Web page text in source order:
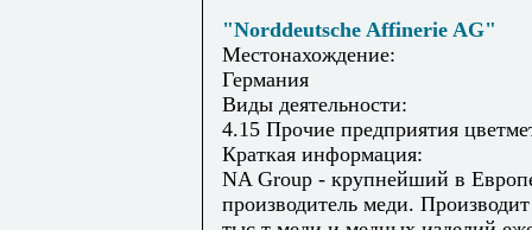
"Norddeutsche Affinerie AG"
Местонахождение:
Германия
Виды деятельности:
4.15 Прочие предприятия
Краткая информация:
NA Group - крупнейший в
производитель меди.